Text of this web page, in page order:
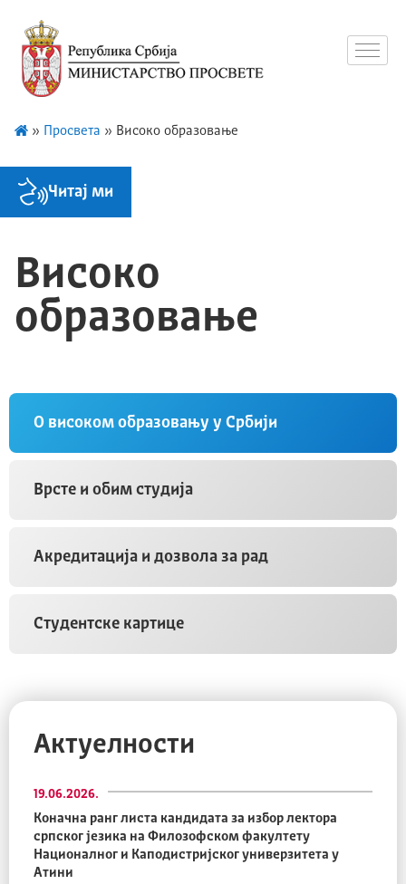
» Просвета » Високо образовање
Читај ми
Високо
образовање
О високом образовању у Србији
Врсте и обим студија
Акредитација и дозвола за рад
Студентске картице
Актуелности
Коначна ранг листа кандидата за избор лектора
српског језика на Филозофском факултету
Националног и Каподистријског универзитета у
Атини
19.06.2026.